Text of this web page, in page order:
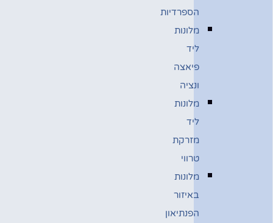
הספרדיות
מלונות
ליד
פיאצה
ונציה
מלונות
ליד
מזרקת
טרווי
מלונות
באיזור
הפנתיאון